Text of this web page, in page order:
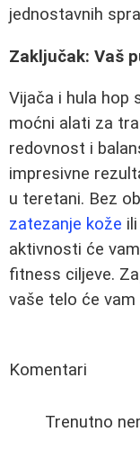
jednostavnih
Zaključak: Vaš
Vijača i hula hop
moćni alati za
redovnost i
impresivne
u teretani. Bez
zatezanje kože
aktivnosti će
fitness ciljeve.
vaše telo će vam
Komentari
Trenutno